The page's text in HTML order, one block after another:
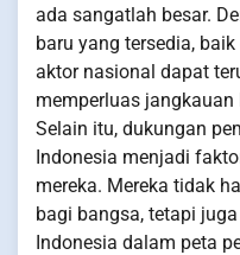
ada sangatlah besar.
baru yang tersedia,
aktor nasional dapat
memperluas
Selain itu, dukungan
Indonesia menjadi
mereka. Mereka tidak
bagi bangsa, tetapi
Indonesia dalam peta